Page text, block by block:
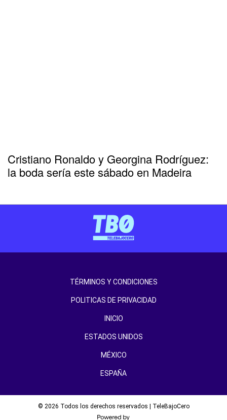
Cristiano Ronaldo y Georgina Rodríguez:
la boda sería este sábado en Madeira
TÉRMINOS Y CONDICIONES
POLITICAS DE PRIVACIDAD
INICIO
ESTADOS UNIDOS
MÉXICO
ESPAÑA
© 2026 Todos los derechos reservados | TeleBajoCero